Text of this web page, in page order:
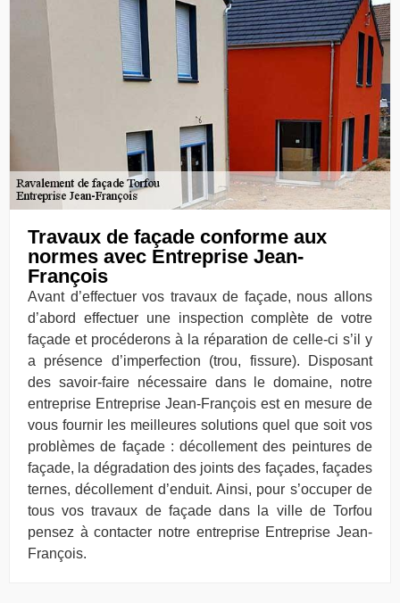
Travaux de façade conforme aux
normes avec Entreprise Jean-
François
Avant d’effectuer vos travaux de façade, nous allons
d’abord effectuer une inspection complète de votre
façade et procéderons à la réparation de celle-ci s’il y
a présence d’imperfection (trou, fissure). Disposant
des savoir-faire nécessaire dans le domaine, notre
entreprise Entreprise Jean-François est en mesure de
vous fournir les meilleures solutions quel que soit vos
problèmes de façade : décollement des peintures de
façade, la dégradation des joints des façades, façades
ternes, décollement d’enduit. Ainsi, pour s’occuper de
tous vos travaux de façade dans la ville de Torfou
pensez à contacter notre entreprise Entreprise Jean-
François.